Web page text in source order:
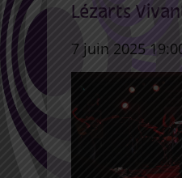
Lézarts
7 juin 2025